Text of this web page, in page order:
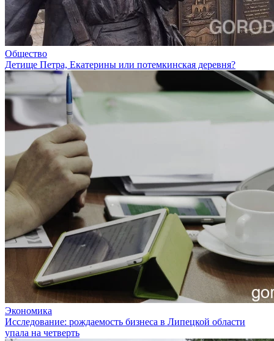
Общество
Детище Петра, Екатерины или потемкинская деревня?
Экономика
Исследование: рождаемость бизнеса в Липецкой области
упала на четверть